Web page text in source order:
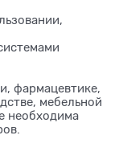
фармацевтике,
мебельной
необходима